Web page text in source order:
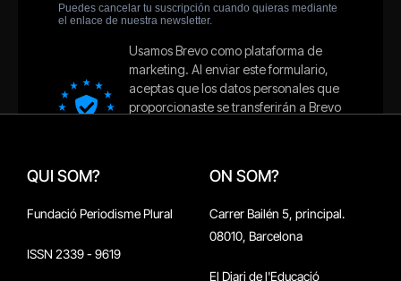
QUI SOM?
Fundació Periodisme Plural
ISSN 2339 - 9619
ON SOM?
Carrer Bailén 5, principal.
08010, Barcelona
El Diari de l'Educació